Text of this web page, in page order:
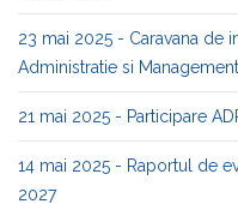
23 mai 2025 - Caravana de
Administratie si
21 mai 2025 - Participare
14 mai 2025 - Raportul de
2027